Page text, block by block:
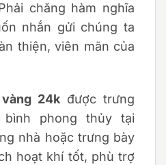
chăng hàm nghĩa
nhắn gửi chúng ta
thiện, viên mãn của
24k được trưng
phong thủy tại
nhà hoặc trưng bày
hoạt khí tốt, phù trợ